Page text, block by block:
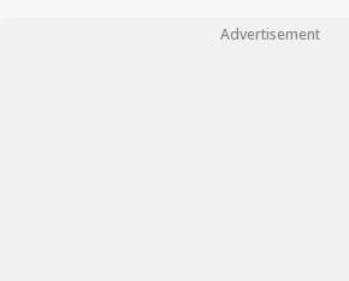
Advertisement